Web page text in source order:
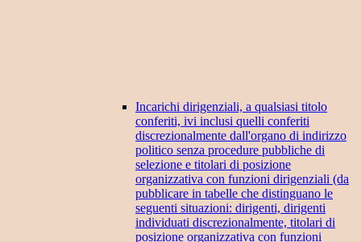
Incarichi dirigenziali, a qualsiasi titolo
conferiti, ivi inclusi quelli conferiti
discrezionalmente dall'organo di indirizzo
politico senza procedure pubbliche di
selezione e titolari di posizione
organizzativa con funzioni dirigenziali (da
pubblicare in tabelle che distinguano le
seguenti situazioni: dirigenti, dirigenti
individuati discrezionalmente, titolari di
posizione organizzativa con funzioni